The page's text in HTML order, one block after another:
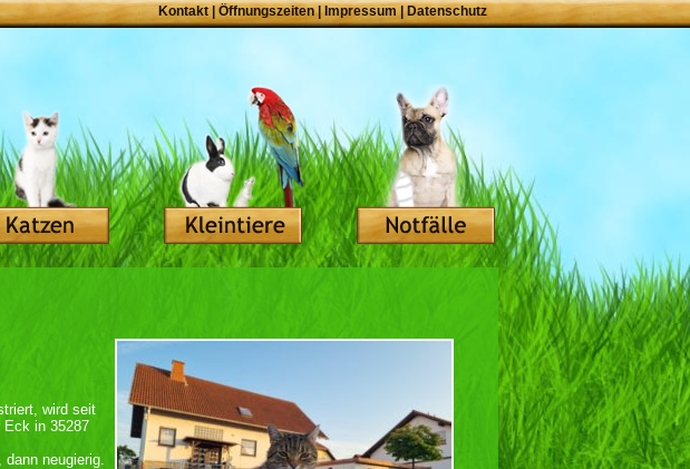
Kontakt Öffnungszeiten| Impressum|Datenschutz
wird seit
Eck in 35287
neugierig.